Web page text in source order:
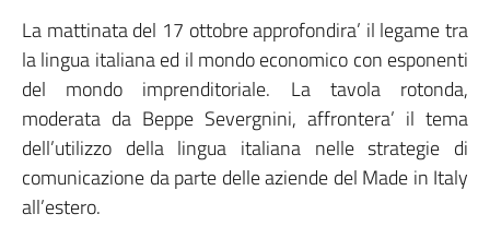
La mattinata del 17 ottobre approfondira’ il legame tra
la lingua italiana ed il mondo economico con esponenti
del mondo imprenditoriale. La tavola rotonda,
moderata da Beppe Severgnini, affrontera’ il tema
dell’utilizzo della lingua italiana nelle strategie di
comunicazione da parte delle aziende del Made in Italy
all’estero.